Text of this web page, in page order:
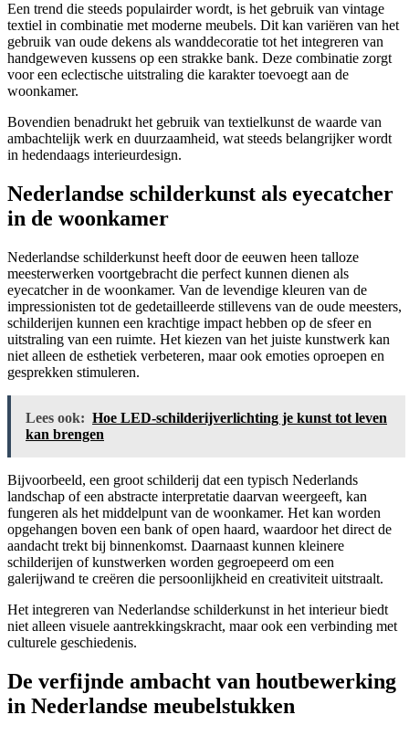
Een trend die steeds populairder wordt, is het gebruik van vintage
textiel in combinatie met moderne meubels. Dit kan variëren van het
gebruik van oude dekens als wanddecoratie tot het integreren van
handgeweven kussens op een strakke bank. Deze combinatie zorgt
voor een eclectische uitstraling die karakter toevoegt aan de
woonkamer.
Bovendien benadrukt het gebruik van textielkunst de waarde van
ambachtelijk werk en duurzaamheid, wat steeds belangrijker wordt
in hedendaags interieurdesign.
Nederlandse schilderkunst als eyecatcher
in de woonkamer
Nederlandse schilderkunst heeft door de eeuwen heen talloze
meesterwerken voortgebracht die perfect kunnen dienen als
eyecatcher in de woonkamer. Van de levendige kleuren van de
impressionisten tot de gedetailleerde stillevens van de oude meesters,
schilderijen kunnen een krachtige impact hebben op de sfeer en
uitstraling van een ruimte. Het kiezen van het juiste kunstwerk kan
niet alleen de esthetiek verbeteren, maar ook emoties oproepen en
gesprekken stimuleren.
Lees ook: Hoe LED-schilderijverlichting je kunst tot leven
kan brengen
Bijvoorbeeld, een groot schilderij dat een typisch Nederlands
landschap of een abstracte interpretatie daarvan weergeeft, kan
fungeren als het middelpunt van de woonkamer. Het kan worden
opgehangen boven een bank of open haard, waardoor het direct de
aandacht trekt bij binnenkomst. Daarnaast kunnen kleinere
schilderijen of kunstwerken worden gegroepeerd om een
galerijwand te creëren die persoonlijkheid en creativiteit uitstraalt.
Het integreren van Nederlandse schilderkunst in het interieur biedt
niet alleen visuele aantrekkingskracht, maar ook een verbinding met
culturele geschiedenis.
De verfijnde ambacht van houtbewerking
in Nederlandse meubelstukken